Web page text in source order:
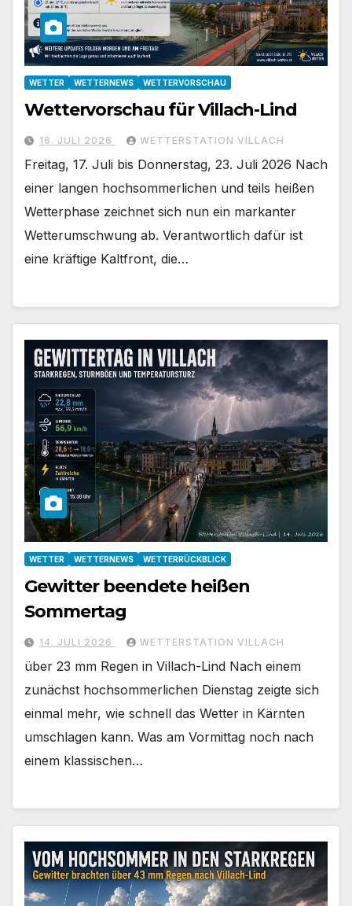
WETTER WETTERNEWS WETTERVORSCHAU
Wettervorschau für Villach-Lind
16. JULI 2026 WETTERSTATION VILLACH
Freitag, 17. Juli bis Donnerstag, 23. Juli 2026 Nach
einer langen hochsommerlichen und teils heißen
Wetterphase zeichnet sich nun ein markanter
Wetterumschwung ab. Verantwortlich dafür ist
eine kräftige Kaltfront, die…
WETTER WETTERNEWS WETTERRÜCKBLICK
Gewitter beendete heißen
Sommertag
14. JULI 2026 WETTERSTATION VILLACH
über 23 mm Regen in Villach-Lind Nach einem
zunächst hochsommerlichen Dienstag zeigte sich
einmal mehr, wie schnell das Wetter in Kärnten
umschlagen kann. Was am Vormittag noch nach
einem klassischen…